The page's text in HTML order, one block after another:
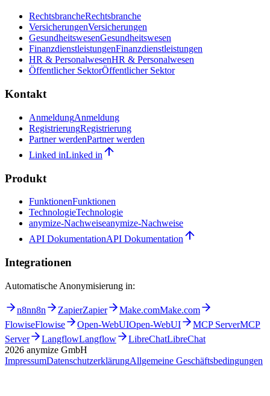
RechtsbrancheRechtsbranche
VersicherungenVersicherungen
GesundheitswesenGesundheitswesen
FinanzdienstleistungenFinanzdienstleistungen
HR & PersonalwesenHR & Personalwesen
Öffentlicher SektorÖffentlicher Sektor
Kontakt
AnmeldungAnmeldung
RegistrierungRegistrierung
Partner werdenPartner werden
Linked inLinked in
Produkt
FunktionenFunktionen
TechnologieTechnologie
anymize-Nachweiseanymize-Nachweise
API DokumentationAPI Dokumentation
Integrationen
Automatische Anonymisierung in:
n8nn8n ZapierZapier Make.comMake.com
FlowiseFlowise Open-WebUIOpen-WebUI MCP ServerMCP
Server
LangflowLangflow LibreChatLibreChat
2026 anymize GmbH
ImpressumDatenschutzerklärungAllgemeine Geschäftsbedingungen